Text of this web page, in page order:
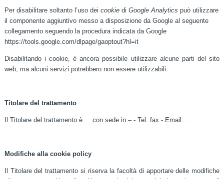
Per disabilitare soltanto l’uso dei cookie di Google Analytics può utilizzare
il componente aggiuntivo messo a disposizione da Google al seguente
collegamento seguendo la procedura indicata da Google
https://tools.google.com/dlpage/gaoptout?hl=it
Disabilitando i cookie, è ancora possibile utilizzare alcune parti del sito
web, ma alcuni servizi potrebbero non essere utilizzabili.
Titolare del trattamento
Il Titolare del trattamento è con sede in – - Tel. fax - Email: .
Modifiche alla cookie policy
Il Titolare del trattamento si riserva la facoltà di apportare delle modifiche